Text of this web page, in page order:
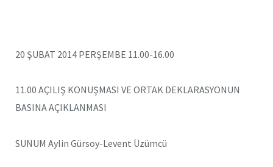
20 ŞUBAT 2014 PERŞEMBE 11.00-16.00
11.00 AÇILIŞ KONUŞMASI VE ORTAK DEKLARASYONUN
BASINA AÇIKLANMASI
SUNUM Aylin Gürsoy-Levent Üzümcü